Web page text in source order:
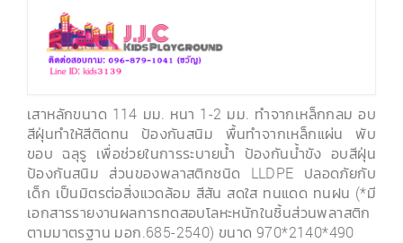
เสาหลักขนาด 114 มม. หนา 1-2 มม. ทำจากเหล็กกลม อบ
สีฝุ่นทำให้สีติดทน ป้องกันสนิม พื้นทำจากเหล็กแผ่น พับ
ขอบ ฉลุรู เพื่อช่วยในการระบายน้ำ ป้องกันน้ำขัง อบสีฝุ่น
ป้องกันสนิม ส่วนของพลาสติกชนิด LLDPE ปลอดภัยกับ
เด็ก เป็นมิตรต่อสิ่งแวดล้อม สีสัน สดใส ทนแดด ทนฝน (*มี
เอกสารรายงานผลการทดสอบโลหะหนักในชิ้นส่วนพลาสติก
ตามมาตรฐาน มอก.685-2540) ขนาด 970*2140*490